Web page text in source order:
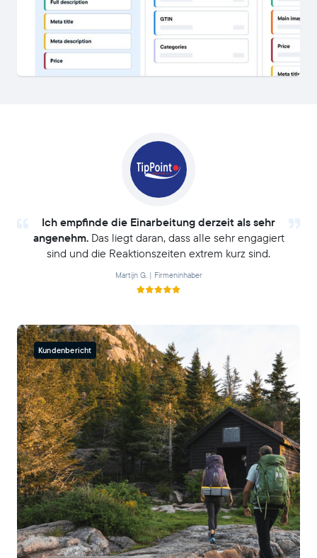
Ich empfinde die Einarbeitung derzeit als sehr
angenehm.Das liegt daran, dass alle sehr engagiert
sind und die Reaktionszeiten extrem kurz sind.
Martijn G. | Firmeninhaber
Kundenbericht